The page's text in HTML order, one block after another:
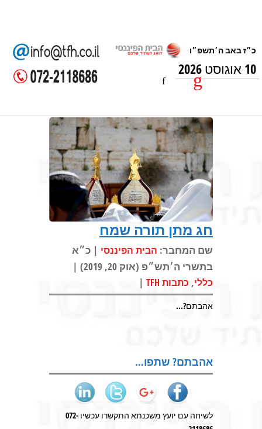
10 אוגוסט 2026
חג מתן תורה שמח
שם המחבר: הבית הפיננסי | כ״א
בתשרי ה׳תש״פ (אוק 20, 2019) |
כללי, כתבות TFH |
אהבתם?...
אהבתם? שתפו…
לשיחה עם יועץ משכנתא התקשרו עכשיו 072-